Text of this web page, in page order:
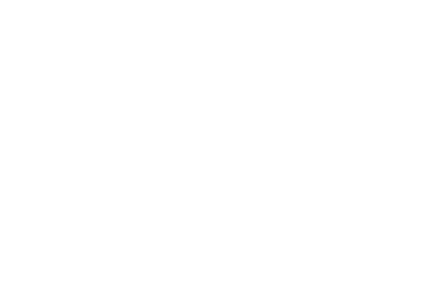
– Approbation beantragen